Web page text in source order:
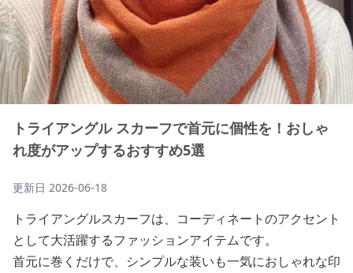
トライアングル スカーフで首元に個性を！おしゃ
れ度がアップするおすすめ5選
更新日 2026-06-18
トライアングルスカーフは、コーディネートのアクセント
として大活躍するファッションアイテムです。
首元に巻くだけで、シンプルな装いも一気におしゃれな印